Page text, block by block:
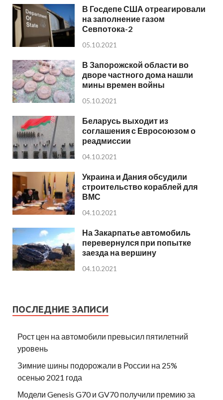
В Госдепе США отреагировали
на заполнение газом
Севпотока-2
05.10.2021
В Запорожской области во
дворе частного дома нашли
мины времен войны
05.10.2021
Беларусь выходит из
соглашения с Евросоюзом о
реадмиссии
04.10.2021
Украина и Дания обсудили
строительство кораблей для
ВМС
04.10.2021
На Закарпатье автомобиль
перевернулся при попытке
заезда на вершину
04.10.2021
ПОСЛЕДНИЕ ЗАПИСИ
Рост цен на автомобили превысил пятилетний
уровень
Зимние шины подорожали в России на 25%
осенью 2021 года
Модели Genesis G70 и GV70 получили премию за